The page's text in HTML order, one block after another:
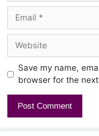
Email
Website
Save my name,
browser for the